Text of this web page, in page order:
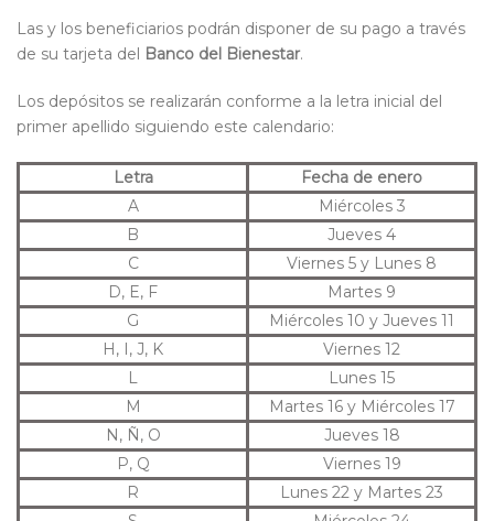
Las y los beneficiarios podrán disponer de su pago a través
de su tarjeta del
Banco del Bienestar.
Los depósitos se realizarán conforme a la letra inicial del
primer apellido siguiendo este calendario:
Letra
Fecha de enero
A
Miércoles 3
B
Jueves 4
C
Viernes 5 y Lunes 8
D, E, F
Martes 9
G
Miércoles 10 y Jueves 11
H, I, J, K
Viernes 12
L
Lunes 15
M
Martes 16 y Miércoles 17
N, Ñ, O
Jueves 18
P, Q
Viernes 19
R
Lunes 22 y Martes 23